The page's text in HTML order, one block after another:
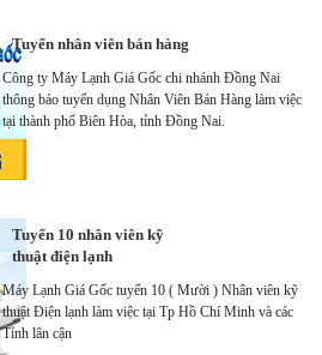
Tuyển nhân viên bán hàng
Công ty Máy Lạnh Giá Gốc chi nhánh Đồng Nai
thông báo tuyển dụng Nhân Viên Bán Hàng làm việc
tại thành phố Biên Hòa, tỉnh Đồng Nai.
Tuyển 10 nhân viên kỹ
thuật điện lạnh
Máy Lạnh Giá Gốc tuyển 10 ( Mười ) Nhân viên kỹ
thuật Điện lạnh làm việc tại Tp Hồ Chí Minh và các
Tỉnh lân cận